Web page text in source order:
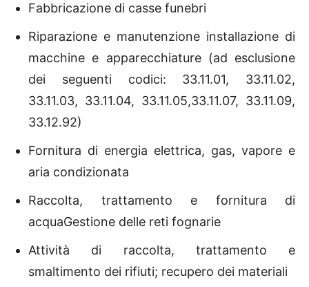
Fabbricazione di casse funebri
Riparazione e manutenzione installazione di
macchine e apparecchiature (ad esclusione
dei seguenti codici: 33.11.01, 33.11.02,
33.11.03, 33.11.04, 33.11.05,33.11.07, 33.11.09,
33.12.92)
Fornitura di energia elettrica, gas, vapore e
aria condizionata
Raccolta, trattamento e fornitura di
acquaGestione delle reti fognarie
Attività di raccolta, trattamento e
smaltimento dei rifiuti; recupero dei materiali